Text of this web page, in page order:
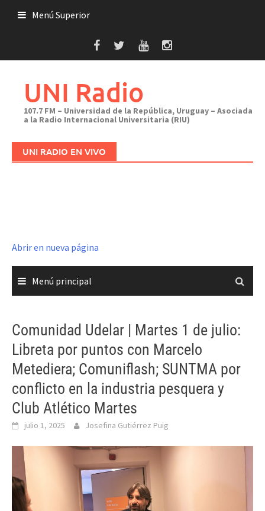
Menú Superior
UNI Radio
107.7 FM – Universidad de la República, Uruguay – Asociada
a la Radio Internacional Universitaria (RIU)
UNI RADIO EN VIVO
Abrir en nueva página
Menú principal
Comunidad Udelar | Martes 1 de julio:
Libreta por puntos con Marcelo
Metediera; Comuniflash; SUNTMA por
conflicto en la industria pesquera y
Club Atlético Martes
julio 1, 2025 Josefina Gutiérrez Puig